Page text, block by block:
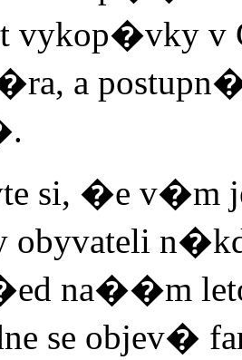
vykop�vky
a
si, �e v�m
obyvateli
na��m
se objev�